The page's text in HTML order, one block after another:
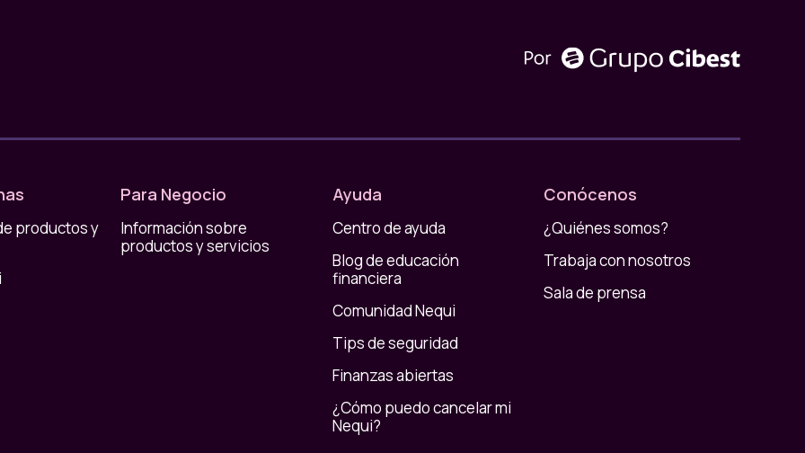
bien importantes para la relación. 🎉
y el chocolate espeso! 😉Compartan entre
😵Establezcan las metas financieras que
¡Que no les quede nada en veremos! 😎
productos y
Para Negocio
Información sobre
productos y servicios
Ayuda
Centro de ayuda
Blog de educación
financiera
Comunidad Nequi
Tips de seguridad
Finanzas abiertas
¿Cómo puedo cancelar mi
Nequi?
Conócenos
¿Quiénes somos?
Trabaja con nosotros
Sala de prensa